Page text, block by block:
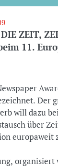
ZEIT,
11.
Der
will dazu
über
europaweit
organisiert